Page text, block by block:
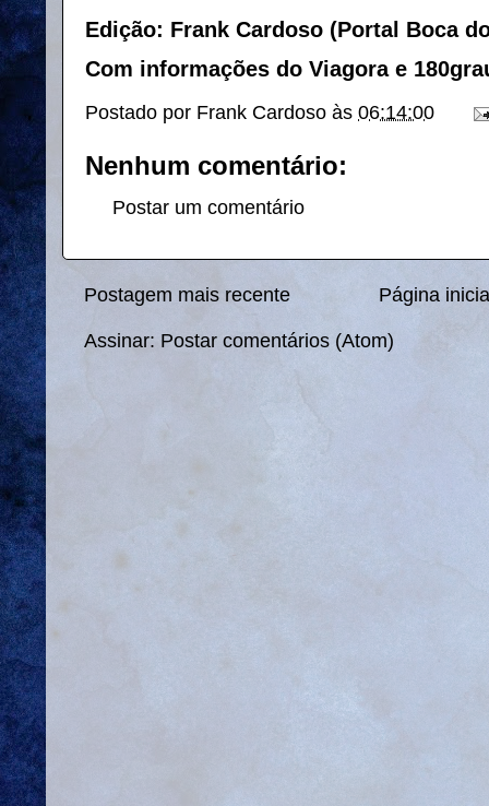
Edição: Frank Cardoso (Portal Boca
Com informações do Viagora e
Postado por Frank Cardoso às 06:14:00
Nenhum comentário:
Postar um comentário
Postagem mais recente Página
Assinar: Postar comentários (Atom)